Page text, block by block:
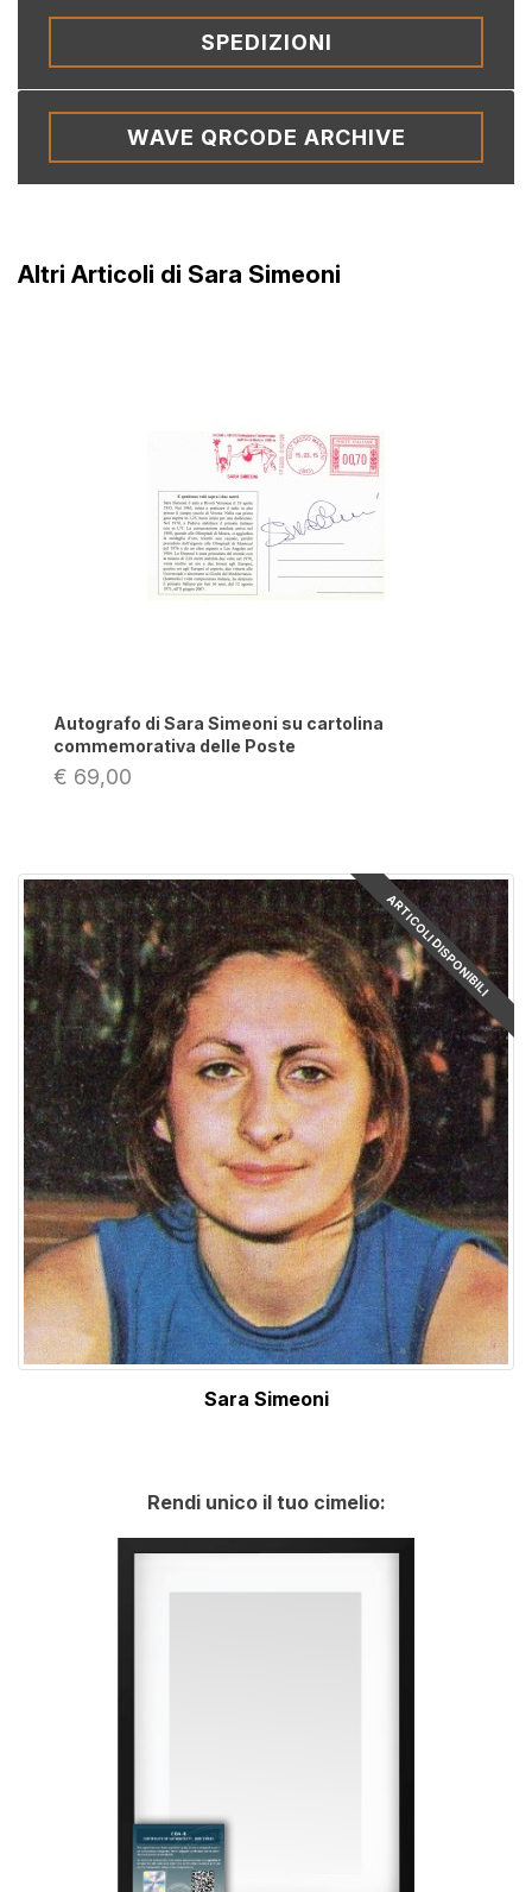
ARTICOLI DISPONIBILI
Sara Simeoni
Rendi unico il tuo cimelio:
SPEDIZIONI
WAVE QRCODE ARCHIVE
Altri Articoli di Sara Simeoni
Autografo di Sara Simeoni su cartolina
commemorativa delle Poste
€ 69,00